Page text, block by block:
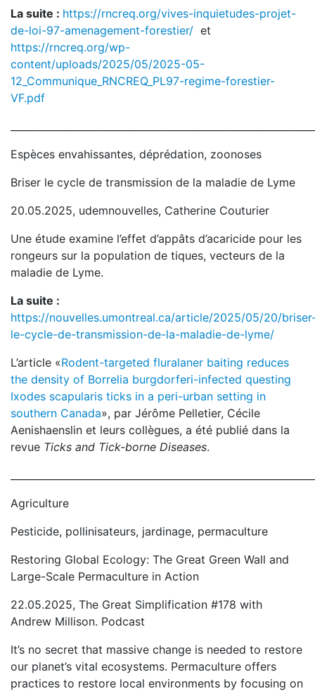
La suite : https://rncreq.org/vives-inquietudes-projet-
de-loi-97-amenagement-forestier/ et
https://rncreq.org/wp-
content/uploads/2025/05/2025-05-
12_Communique_RNCREQ_PL97-regime-forestier-
VF.pdf
Espèces envahissantes, déprédation, zoonoses
Briser le cycle de transmission de la maladie de Lyme
20.05.2025, udemnouvelles, Catherine Couturier
Une étude examine l’effet d’appâts d’acaricide pour les
rongeurs sur la population de tiques, vecteurs de la
maladie de Lyme.
La suite :
https://nouvelles.umontreal.ca/article/2025/05/20/
le-cycle-de-transmission-de-la-maladie-de-lyme/
L’article «Rodent-targeted fluralaner baiting reduces
the density of Borrelia burgdorferi-infected questing
Ixodes scapularis ticks in a peri-urban setting in
southern Canada», par Jérôme Pelletier, Cécile
Aenishaenslin et leurs collègues, a été publié dans la
revue Ticks and Tick-borne Diseases.
Agriculture
Pesticide, pollinisateurs, jardinage, permaculture
Restoring Global Ecology: The Great Green Wall and
Large-Scale Permaculture in Action
22.05.2025, The Great Simplification #178 with
Andrew Millison. Podcast
It’s no secret that massive change is needed to restore
our planet’s vital ecosystems. Permaculture offers
practices to restore local environments by focusing on